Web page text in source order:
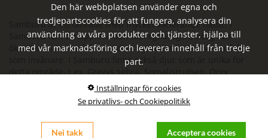
Samburu är ett område med mycket varierande natur. I
Samburu kan du uppleva den tät regnskogen, berg och
ökenliknande områden med en spännande rad nomadfolk
som invånare. I Samburu finns också djur som är unika för
antilopen, giraffgazellen och nätsjiraffen.
Samburu
Den här webbplatsen använder egna och
tredjepartscookies för att fungera, analysera din
användning av våra produkter och tjänster, hjälpa till
med vår marknadsföring och leverera innehåll från tredje
part.
Inställningar för cookies
Se privatlivs- och Cookiepolitikk
Nei takk Acceptera cookies